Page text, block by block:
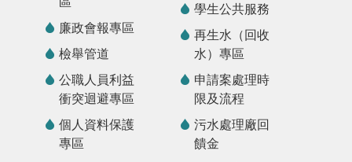
廉政會報專區
檢舉管道
公職人員利益
衝突迴避專區
個人資料保護
專區
學生公共服務
再生水（回收
水）專區
申請案處理時
限及流程
污水處理廠回
饋金